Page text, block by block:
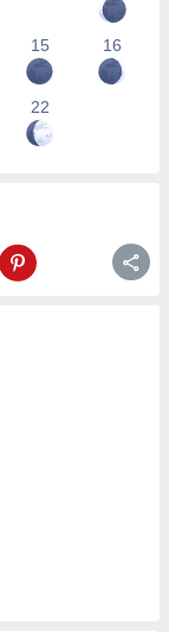
15 16
22